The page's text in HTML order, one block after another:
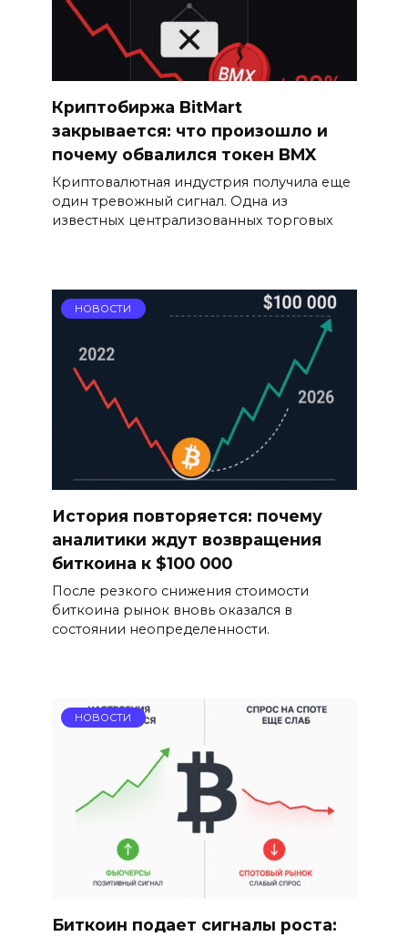
Криптобиржа BitMart
закрывается: что произошло и
почему обвалился токен BMX
Криптовалютная индустрия получила еще
один тревожный сигнал. Одна из
известных централизованных торговых
НОВОСТИ
История повторяется: почему
аналитики ждут возвращения
биткоина к $100 000
После резкого снижения стоимости
биткоина рынок вновь оказался в
состоянии неопределенности.
НОВОСТИ
Биткоин подает сигналы роста: